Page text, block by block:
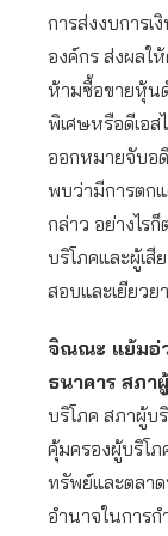
การส่งงบการ
องค์กร ส่งผลใ
ห้ามซื้อขายหุ้น
พิเศษหรือดีเอ
ออกหมายจับอ
พบว่ามีการตก
กล่าว อย่างไร
บริโภคและผู้เสี
สอบและเยียว
จิณณะ แย้มอ่ว
ธนาคาร สภา
บริโภค สภาผู้บ
คุ้มครองผู้บริโ
ทรัพย์และตลา
อำนาจในการ